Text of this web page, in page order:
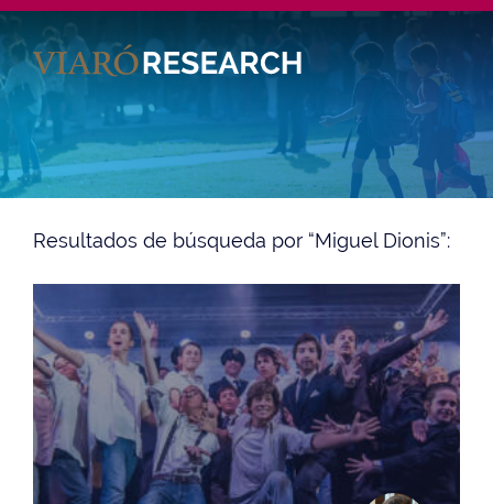
Es En
Resultados de búsqueda por “Miguel Dionis”: